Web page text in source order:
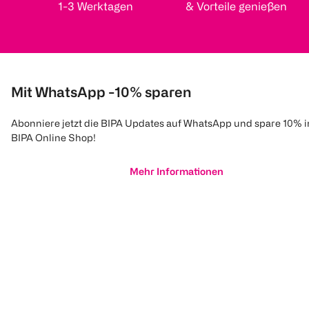
1-3 Werktagen
& Vorteile genießen
Mit WhatsApp -10% sparen
Abonniere jetzt die BIPA Updates auf WhatsApp und spare 10%
BIPA Online Shop!
Mehr Informationen